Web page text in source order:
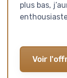
plus bas,
Voir